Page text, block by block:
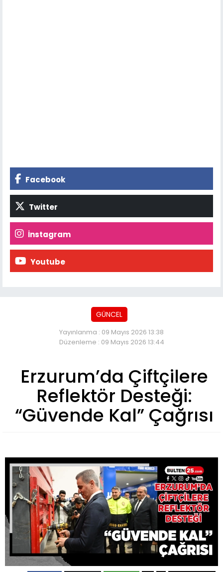
Facebook
Twitter
İnstagram
Youtube
GÜNCEL
Yayınlanma : 09 Mayıs 2026 13:38
Düzenleme : 09 Mayıs 2026 13:44
Erzurum’da Çiftçilere
Reflektör Desteği:
“Güvende Kal” Çağrısı